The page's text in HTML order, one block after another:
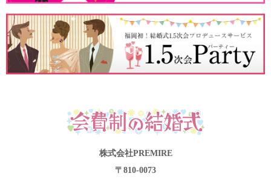
株式会社PREMIRE
〒810-0073